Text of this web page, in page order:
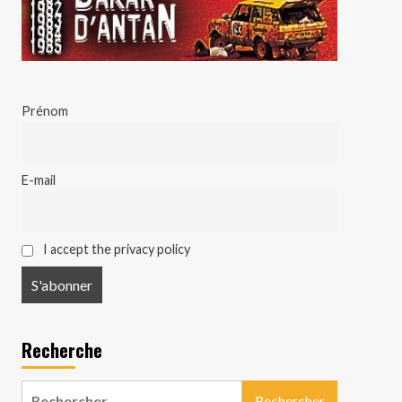
Prénom
E-mail
I accept the privacy policy
Recherche